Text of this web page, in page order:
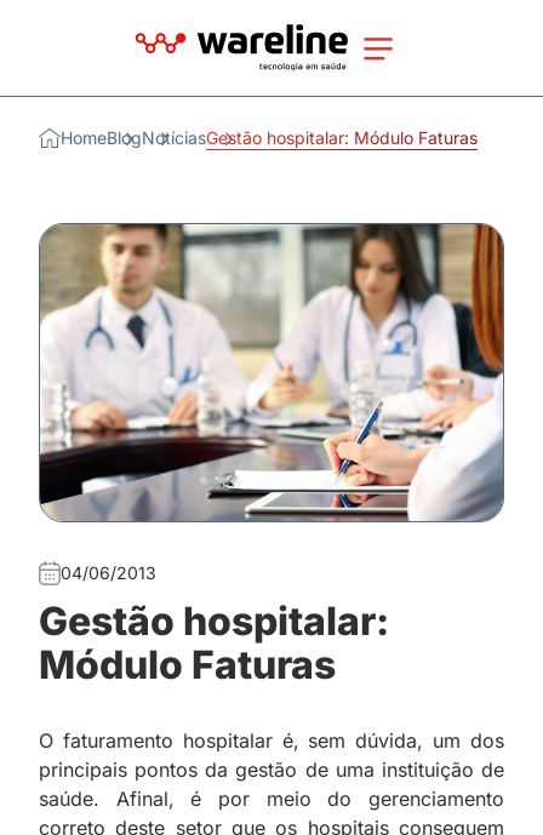
HomeBlogNotíciasGestão hospitalar: Módulo Faturas
04/06/2013
Gestão hospitalar:
Módulo Faturas
O faturamento hospitalar é, sem dúvida, um dos
principais pontos da gestão de uma instituição de
saúde. Afinal, é por meio do gerenciamento
correto deste setor que os hospitais conseguem